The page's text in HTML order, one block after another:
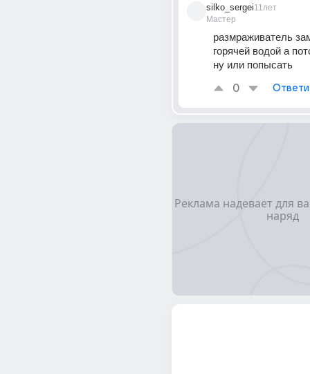
silko_sergei
Мастер
11лет
размраживатель
горячей водой а
ну или попысать
0